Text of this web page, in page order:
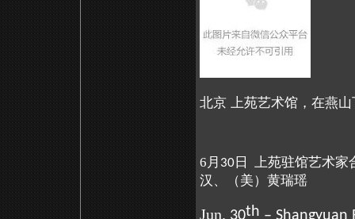
北京 上苑艺术馆，在燕山
6月 30 日 上苑驻馆艺术
汉、（美）黄瑞瑶
Jun. 30th –